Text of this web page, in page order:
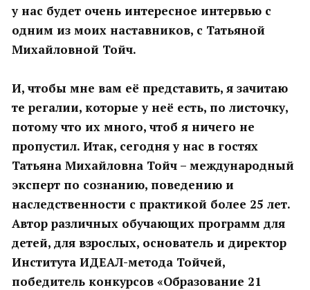
у нас будет очень интересное интервью с
одним из моих наставников, с Татьяной
Михайловной Тойч.
И, чтобы мне вам её представить, я зачитаю
те регалии, которые у неё есть, по листочку,
потому что их много, чтоб я ничего не
пропустил. Итак, сегодня у нас в гостях
Татьяна Михайловна Тойч – международный
эксперт по сознанию, поведению и
наследственности с практикой более 25 лет.
Автор различных обучающих программ для
детей, для взрослых, основатель и директор
Института ИДЕАЛ-метода Тойчей,
победитель конкурсов «Образование 21